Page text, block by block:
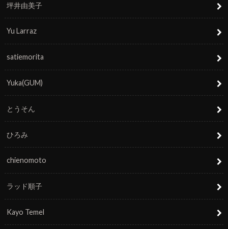
坪井由美子
Yu Larraz
satiemorita
Yuka(GUM)
とうそん
ひろみ
chienomoto
ラッド順子
Kayo Temel